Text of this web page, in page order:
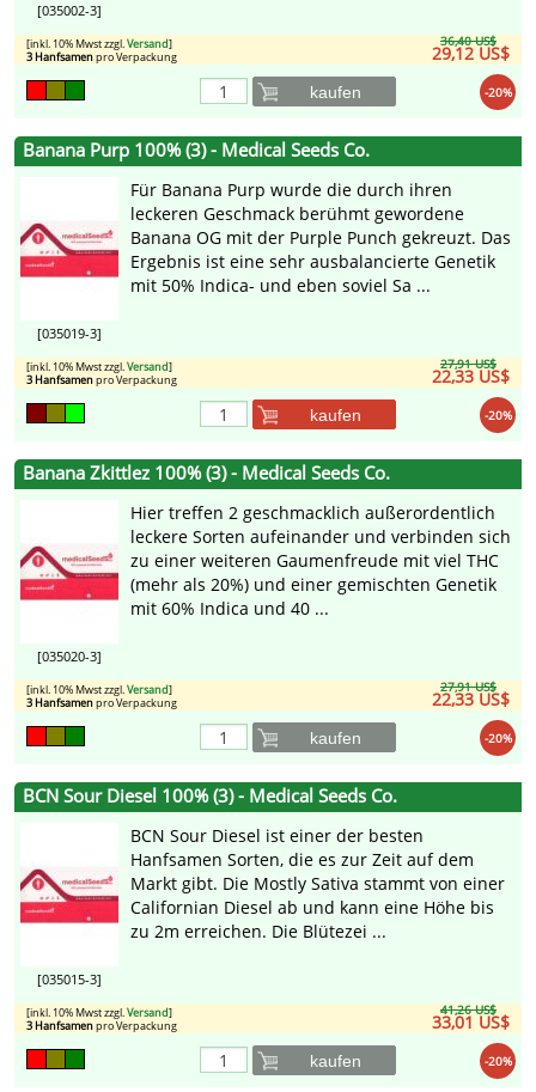
[035002-3]
36,40 US$
29,12 US$
[inkl. 10% Mwst zzgl.Versand]
3 Hanfsamenpro Verpackung
-20%
kaufen
Banana Purp 100% (3) - Medical Seeds Co.
[035019-3]
Für Banana Purp wurde die durch ihren
leckeren Geschmack berühmt gewordene
Banana OG mit der Purple Punch gekreuzt. Das
Ergebnis ist eine sehr ausbalancierte Genetik
mit 50% Indica- und eben soviel Sa ...
27,91 US$
22,33 US$
[inkl. 10% Mwst zzgl.Versand]
3 Hanfsamenpro Verpackung
-20%
kaufen
Banana Zkittlez 100% (3) - Medical Seeds Co.
[035020-3]
Hier treffen 2 geschmacklich außerordentlich
leckere Sorten aufeinander und verbinden sich
zu einer weiteren Gaumenfreude mit viel THC
(mehr als 20%) und einer gemischten Genetik
mit 60% Indica und 40 ...
27,91 US$
22,33 US$
[inkl. 10% Mwst zzgl.Versand]
3 Hanfsamenpro Verpackung
-20%
kaufen
BCN Sour Diesel 100% (3) - Medical Seeds Co.
[035015-3]
BCN Sour Diesel ist einer der besten
Hanfsamen Sorten, die es zur Zeit auf dem
Markt gibt. Die Mostly Sativa stammt von einer
Californian Diesel ab und kann eine Höhe bis
zu 2m erreichen. Die Blütezei ...
41,26 US$
33,01 US$
[inkl. 10% Mwst zzgl.Versand]
3 Hanfsamenpro Verpackung
-20%
kaufen